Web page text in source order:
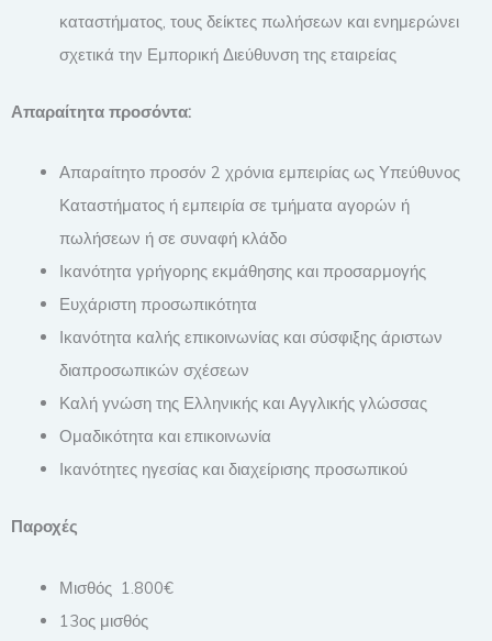
καταστήματος, τους δείκτες πωλήσεων και ενημερώνει
σχετικά την Εμπορική Διεύθυνση της εταιρείας
Απαραίτητα προσόντα:
Απαραίτητο προσόν 2 χρόνια εμπειρίας ως Υπεύθυνος
Καταστήματος ή εμπειρία σε τμήματα αγορών ή
πωλήσεων ή σε συναφή κλάδο
Ικανότητα γρήγορης εκμάθησης και προσαρμογής
Ευχάριστη προσωπικότητα
Ικανότητα καλής επικοινωνίας και σύσφιξης άριστων
διαπροσωπικών σχέσεων
Καλή γνώση της Ελληνικής και Αγγλικής γλώσσας
Ομαδικότητα και επικοινωνία
Ικανότητες ηγεσίας και διαχείρισης προσωπικού
Παροχές
Μισθός 1.800€
13ος μισθός